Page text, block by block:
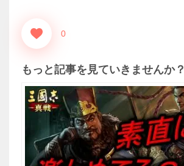
0
もっと記事を見ていきませんか？